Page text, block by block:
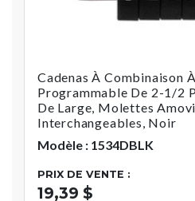
Cadenas À Combinaison
Programmable De 2-1/2
De Large, Molettes
Interchangeables, Noir
Modèle : 1534DBLK
PRIX DE VENTE :
19,39 $